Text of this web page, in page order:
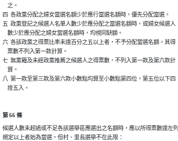
    之。
四  各政黨分配之婦女當選名額少於應行當選名額時，優先分配當選。
五  政黨登記之候選人名單人數少於應分配之當選名額時，或婦女候選人
    數少於應分配之婦女當選名額時，均視同缺額。
六  各該政黨之得票比率未達百分之五以上者，不予分配當選名額。其得
    票數不列入第一款計算。
七  無黨籍及未經政黨推薦之候選人之得票數，不列入第一款及第六款計
    算。
八  第一款至第三款及第六款小數點均算至小數點第四位，第五位以下四
    捨五入。
第 66 條
候選人數未超過或不足各該選舉區應選出之名額時，應以所得票數達左列
規定以上者始為當選。但村、里長選舉不在此限：